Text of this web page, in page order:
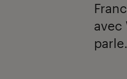
avec
parle.